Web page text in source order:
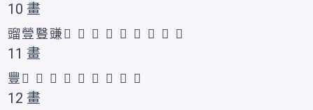
10 畫
䝀䝁䝂豏𧯼 𧯾 𧰈 𧯽 𧯿 𧰀 𧰁 𧰂 𰶞
11 畫
豐𧰃 𧰄 𧰇 𧰆 𡕆 𧰅 𫎄 𮙖 𰶟
12 畫